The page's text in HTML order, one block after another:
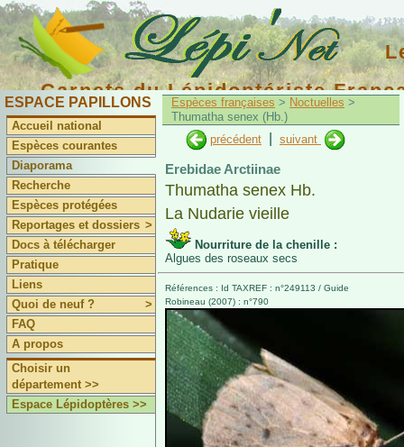
Carnets du Lépidoptériste
ESPACE PAPILLONS
Accueil national
Espèces courantes
Diaporama
Recherche
Espèces protégées
Reportages et dossiers >
Docs à télécharger
Pratique
Liens
Quoi de neuf ?
>
FAQ
A propos
Choisir un
département >>
Espace Lépidoptères >>
Espèces françaises > Noctuelles >
Thumatha senex (Hb.)
précédent
suivant
Erebidae Arctiinae
Thumatha senex Hb.
La Nudarie vieille
Nourriture de la chenille :
Algues des roseaux secs
Références : Id TAXREF : n°249113 / Guide
Robineau (2007) : n°790